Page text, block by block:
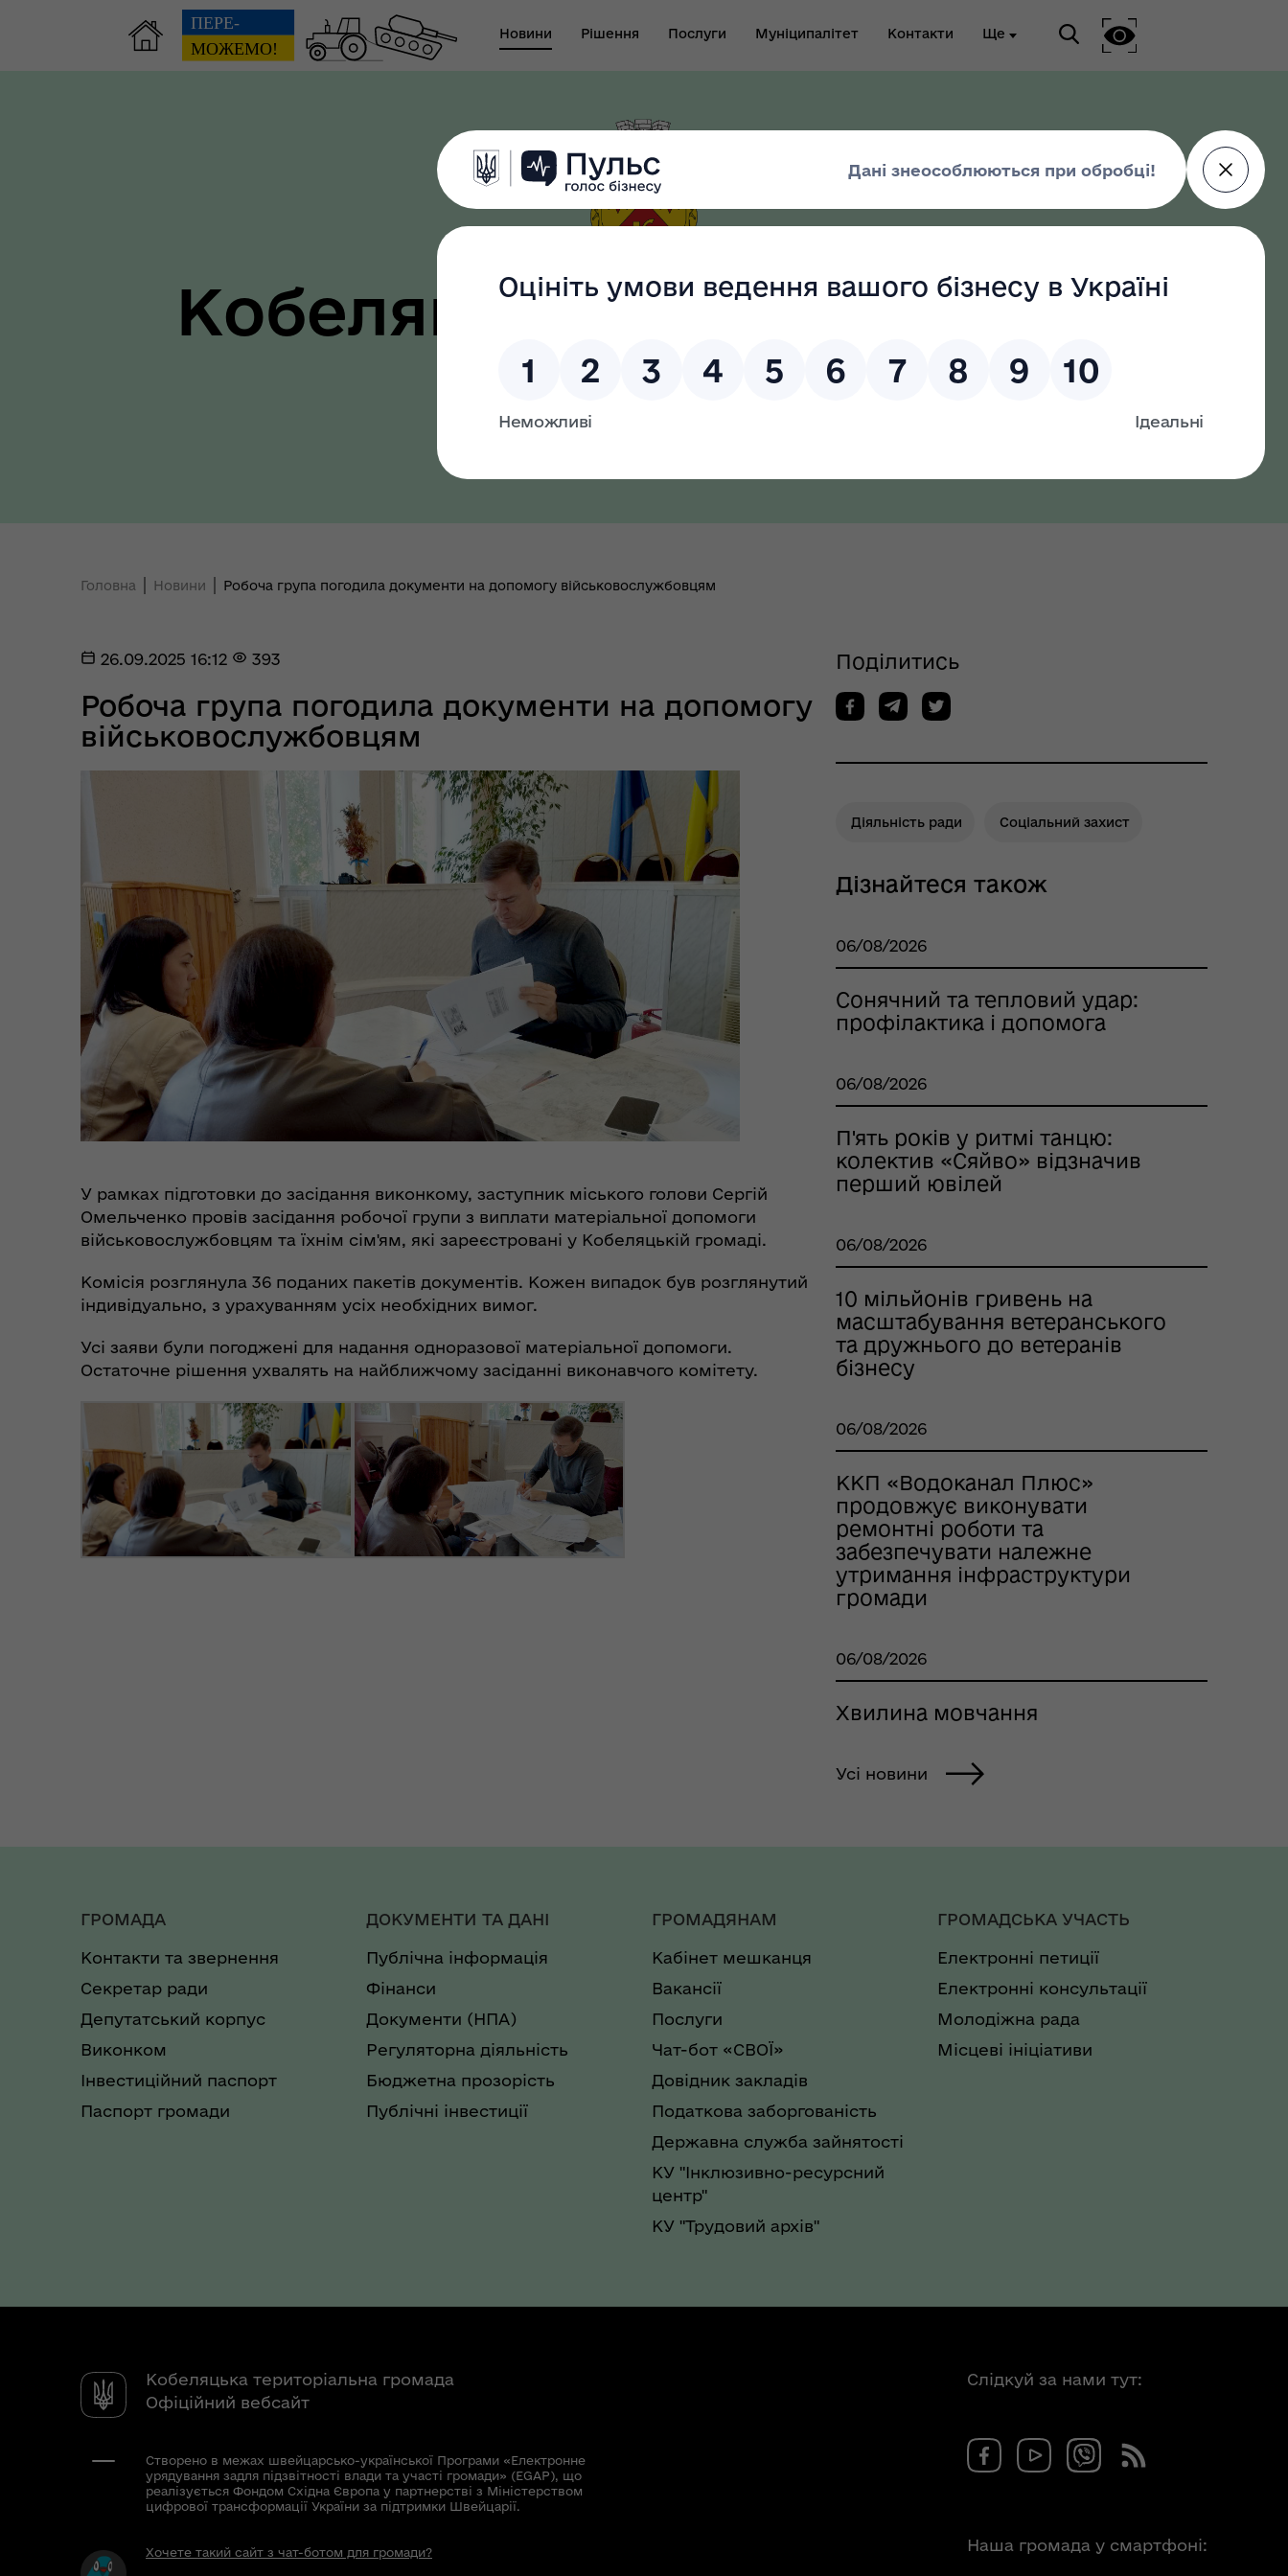
Новини Рішення Послуги Муніципалітет Контакти Ще
Ради України з прав людини у
Пункти незламності та
укриття
Дії населення при
небезпечних подіях та
Звіт виконуючого
повноваження міського
голови-секретаря міської
програма ментального
Центр життєстійкості
Кобеляцької громади
Безоплатна правнича
допомога
Координаційний штаб з
питань поводження з
військовополоненими
Кобеляцька територіальна
громада
Головна Новини Робоча група погодила документи на допомогу військовослужбовцям
26.09.2025 16:12 393
Робоча група погодила документи на допомогу
військовослужбовцям
У рамках підготовки до засідання виконкому, заступник міського голови Сергій
Омельченко провів засідання робочої групи з виплати матеріальної допомоги
військовослужбовцям та їхнім сім'ям, які зареєстровані у Кобеляцькій громаді.
Комісія розглянула 36 поданих пакетів документів. Кожен випадок був розглянутий
індивідуально, з урахуванням усіх необхідних вимог.
Усі заяви були погоджені для надання одноразової матеріальної допомоги.
Остаточне рішення ухвалять на найближчому засіданні виконавчого комітету.
Поділитись
Діяльність ради Соціальний захист
Дізнайтеся також
06/08/2026
Сонячний та тепловий удар:
профілактика і допомога
06/08/2026
П'ять років у ритмі танцю:
колектив «Сяйво» відзначив
перший ювілей
06/08/2026
10 мільйонів гривень на
масштабування ветеранського
та дружнього до ветеранів
бізнесу
06/08/2026
ККП «Водоканал Плюс»
продовжує виконувати
ремонтні роботи та
забезпечувати належне
утримання інфраструктури
громади
06/08/2026
Хвилина мовчання
Усі новини
ГРОМАДА
Контакти та звернення
Секретар ради
Депутатський корпус
Виконком
Інвестиційний паспорт
Паспорт громади
ДОКУМЕНТИ ТА ДАНІ
Публічна інформація
Фінанси
Документи (НПА)
Регуляторна діяльність
Бюджетна прозорість
Публічні інвестиції
ГРОМАДЯНАМ
Кабінет мешканця
Вакансії
Послуги
Чат-бот «СВОЇ»
Довідник закладів
Податкова заборгованість
Державна служба зайнятості
КУ "Інклюзивно-ресурсний
центр"
КУ "Трудовий архів"
ГРОМАДСЬКА УЧАСТЬ
Електронні петиції
Електронні консультації
Молодіжна рада
Місцеві ініціативи
Кобеляцька територіальна громада
Офіційний вебсайт
Створено в межах швейцарсько-української Програми «Електронне
урядування задля підзвітності влади та участі громади» (EGAP), що
реалізується Фондом Східна Європа у партнерстві з Міністерством
цифрової трансформації України за підтримки Швейцарії.
Хочете такий сайт з чат-ботом для громади?
Слідкуй за нами тут:
Наша громада у смартфоні: